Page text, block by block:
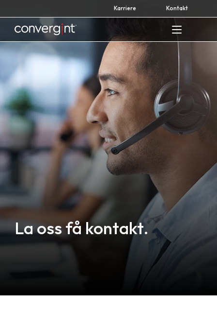
to
content
Karriere Kontakt
Home
La oss få kontakt.